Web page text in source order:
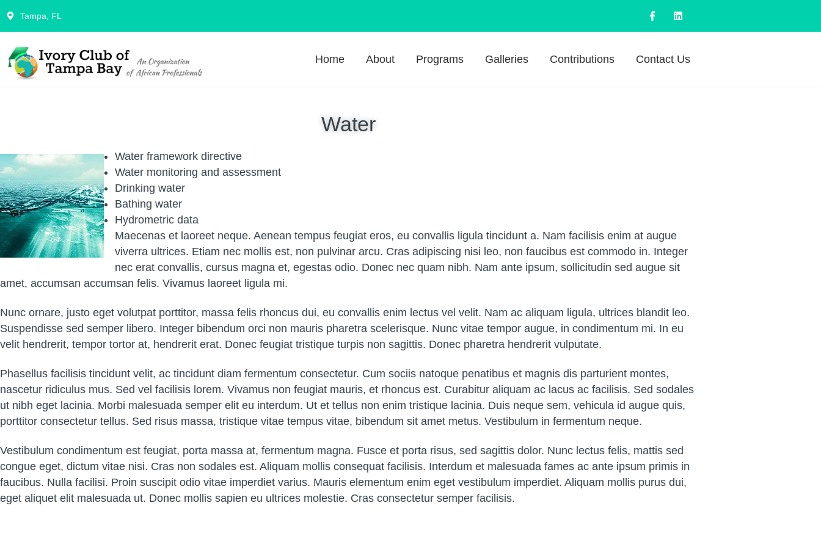
Tampa, FL
Home About Programs Galleries Contributions Contact Us
Water
Water framework directive
Water monitoring and assessment
Drinking water
Bathing water
Hydrometric data
Maecenas et laoreet neque. Aenean tempus feugiat eros, eu convallis ligula tincidunt a. Nam facilisis enim at augue
viverra ultrices. Etiam nec mollis est, non pulvinar arcu. Cras adipiscing nisi leo, non faucibus est commodo in. Integer
nec erat convallis, cursus magna et, egestas odio. Donec nec quam nibh. Nam ante ipsum, sollicitudin sed augue sit
amet, accumsan accumsan felis. Vivamus laoreet ligula mi.
Nunc ornare, justo eget volutpat porttitor, massa felis rhoncus dui, eu convallis enim lectus vel velit. Nam ac aliquam ligula, ultrices blandit leo.
Suspendisse sed semper libero. Integer bibendum orci non mauris pharetra scelerisque. Nunc vitae tempor augue, in condimentum mi. In eu
velit hendrerit, tempor tortor at, hendrerit erat. Donec feugiat tristique turpis non sagittis. Donec pharetra hendrerit vulputate.
Phasellus facilisis tincidunt velit, ac tincidunt diam fermentum consectetur. Cum sociis natoque penatibus et magnis dis parturient montes,
nascetur ridiculus mus. Sed vel facilisis lorem. Vivamus non feugiat mauris, et rhoncus est. Curabitur aliquam ac lacus ac facilisis. Sed sodales
ut nibh eget lacinia. Morbi malesuada semper elit eu interdum. Ut et tellus non enim tristique lacinia. Duis neque sem, vehicula id augue quis,
porttitor consectetur tellus. Sed risus massa, tristique vitae tempus vitae, bibendum sit amet metus. Vestibulum in fermentum neque.
Vestibulum condimentum est feugiat, porta massa at, fermentum magna. Fusce et porta risus, sed sagittis dolor. Nunc lectus felis, mattis sed
congue eget, dictum vitae nisi. Cras non sodales est. Aliquam mollis consequat facilisis. Interdum et malesuada fames ac ante ipsum primis in
faucibus. Nulla facilisi. Proin suscipit odio vitae imperdiet varius. Mauris elementum enim eget vestibulum imperdiet. Aliquam mollis purus dui,
eget aliquet elit malesuada ut. Donec mollis sapien eu ultrices molestie. Cras consectetur semper facilisis.